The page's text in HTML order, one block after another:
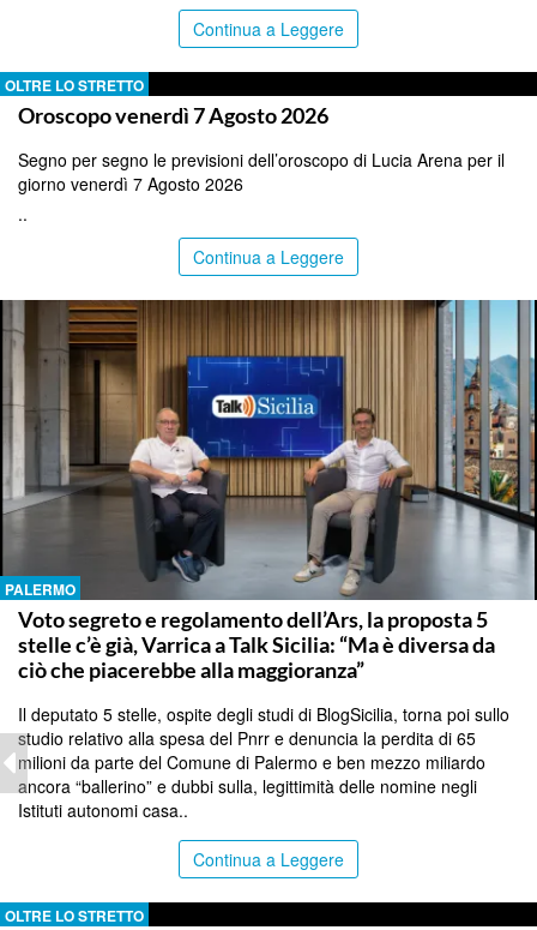
Continua a Leggere
OLTRE LO STRETTO
Oroscopo venerdì 7 Agosto 2026
Segno per segno le previsioni dell’oroscopo di Lucia Arena per il
giorno venerdì 7 Agosto 2026
..
Continua a Leggere
PALERMO
Voto segreto e regolamento dell’Ars, la proposta 5
stelle c’è già, Varrica a Talk Sicilia: “Ma è diversa da
ciò che piacerebbe alla maggioranza”
Il deputato 5 stelle, ospite degli studi di BlogSicilia, torna poi sullo
studio relativo alla spesa del Pnrr e denuncia la perdita di 65
milioni da parte del Comune di Palermo e ben mezzo miliardo
ancora “ballerino” e dubbi sulla, legittimità delle nomine negli
Istituti autonomi casa..
Continua a Leggere
OLTRE LO STRETTO